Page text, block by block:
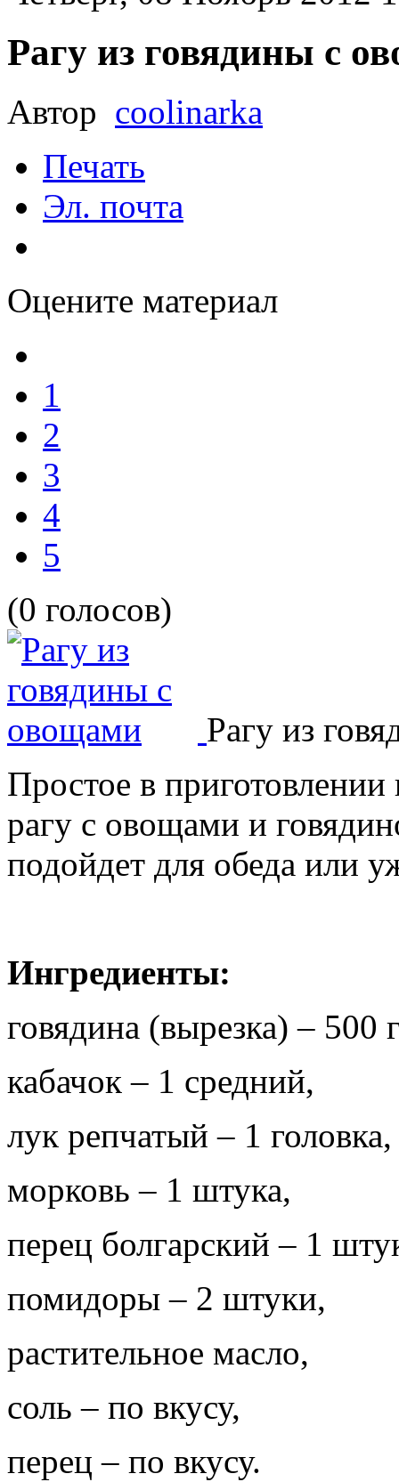
Рагу из говядины с
Автор coolinarka
Печать
Эл. почта
Оцените материал
1
2
3
4
5
(0 голосов)
Рагу из
Простое в
рагу с овощами и
подойдет для обеда или
Ингредиенты:
говядина (вырезка) – 500
кабачок – 1 средний,
лук репчатый – 1 головка,
морковь – 1 штука,
перец болгарский – 1
помидоры – 2 штуки,
растительное масло,
соль – по вкусу,
перец – по вкусу.